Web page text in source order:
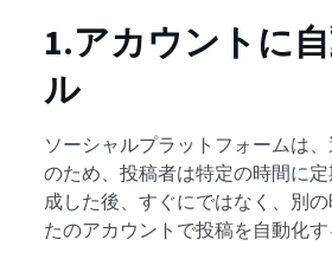
1.アカウントに
ル
ソーシャルプラットフォームは
のため、投稿者は特定の時間に
成した後、すぐにではなく、別
たのアカウントで投稿を自動化す